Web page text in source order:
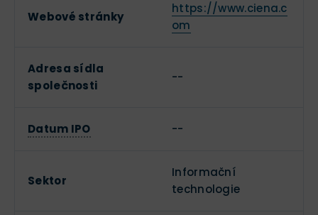
Webové stránky
https://www.ciena.c
om
Adresa sídla
společnosti
--
Datum IPO --
Sektor
Informační
technologie